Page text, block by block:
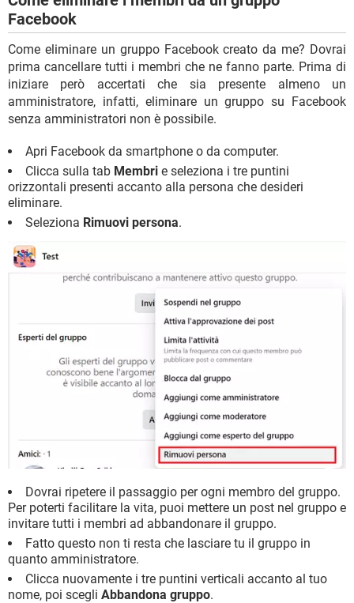
Facebook
Come eliminare un gruppo Facebook creato da me? Dovrai
prima cancellare tutti i membri che ne fanno parte. Prima di
iniziare però accertati che sia presente almeno un
amministratore, infatti, eliminare un gruppo su Facebook
senza amministratori non è possibile.
Apri Facebook da smartphone o da computer.
Clicca sulla tab Membri e seleziona i tre puntini
orizzontali presenti accanto alla persona che desideri
eliminare.
Seleziona Rimuovi persona.
Dovrai ripetere il passaggio per ogni membro del gruppo.
Per poterti facilitare la vita, puoi mettere un post nel gruppo e
invitare tutti i membri ad abbandonare il gruppo.
Fatto questo non ti resta che lasciare tu il gruppo in
quanto amministratore.
Clicca nuovamente i tre puntini verticali accanto al tuo
nome, poi scegli Abbandona gruppo.